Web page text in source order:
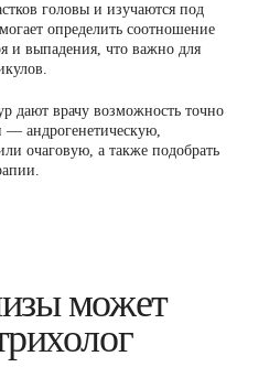
головы и изучаются под
определить соотношение
и выпадения, что важно для
дают врачу возможность точно
— андрогенетическую,
очаговую, а также подобрать
может